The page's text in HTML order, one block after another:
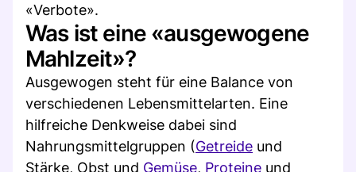
«Verbote».
Was ist eine «ausgewogene
Mahlzeit»?
Ausgewogen steht für eine Balance von
verschiedenen Lebensmittelarten. Eine
hilfreiche Denkweise dabei sind
Nahrungsmittelgruppen (Getreide und
Stärke, Obst und Gemüse, Proteine und